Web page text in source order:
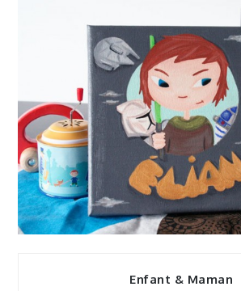
Tableaux
Petit Jedi Elian
15 Octobre 2013
Enfant & Maman